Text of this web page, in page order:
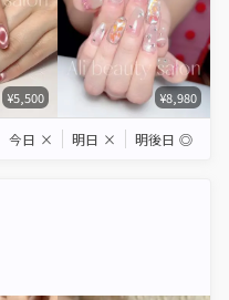
¥5,500 ¥8,980
今日 × 明日 × 明後日 ◎